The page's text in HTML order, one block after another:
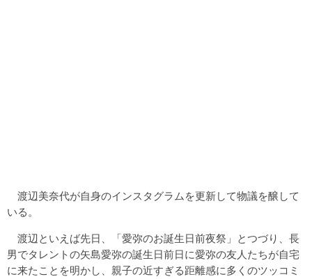
渡辺美奈代が自身のインスタグラムを更新して物議を醸して
いる。
渡辺といえば先日、「愛弥のお誕生日前夜祭」とつづり、長
男でタレントの矢島愛弥の誕生日前日に愛弥の友人たちが自宅
に来たことを明かし、親子の近すぎる距離感に多くのツッコミ